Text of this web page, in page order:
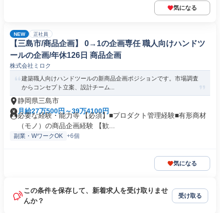
気になる
NEW 正社員
【三島市/商品企画】 0→1の企画専任 職人向けハンドツ
ールの企画/年休126日 商品企画
株式会社ミロク
建築職人向けハンドツールの新商品企画ポジションです。市場調査
からコンセプト立案、設計チーム...
静岡県三島市
月給27万500円～39万4100円
必要な経験・能力等 【必須】■プロダクト管理経験■有形商材
（モノ）の商品企画経験 【歓...
副業・WワークOK +6個
気になる
この条件を保存して、新着求人を受け取りませ
んか？
受け取る